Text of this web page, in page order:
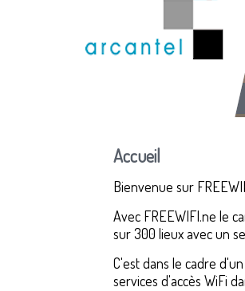
Accueil
Bienvenue sur
Avec FREEWIFI.ne le
sur 300 lieux avec un
C'est dans le cadre
services d'accès WiFi